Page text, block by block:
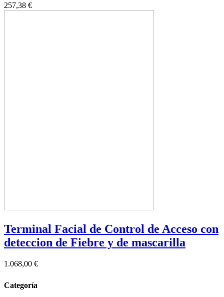
257,38 €
Terminal Facial de Control de Acceso con
deteccion de Fiebre y de mascarilla
1.068,00 €
Categoría